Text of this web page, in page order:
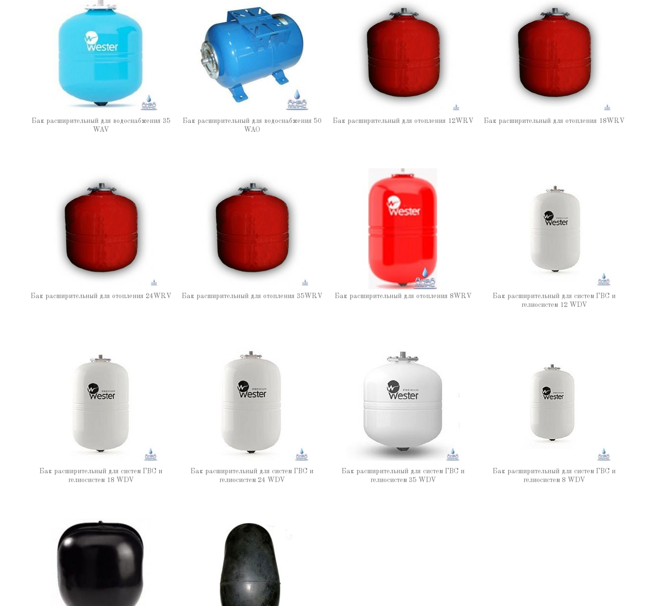
Бак расширительный для водоснабжения 35
WAV
Бак расширительный для водоснабжения 50
WAO
Бак расширительный для отопления 12WRV Бак расширительный для отопления 18WRV
Бак расширительный для отопления 24WRV Бак расширительный для отопления 35WRV Бак расширительный для отопления 8WRV
Бак расширительный для систем ГВС и
гелиосистем 12 WDV
Бак расширительный для систем ГВС и
гелиосистем 18 WDV
Бак расширительный для систем ГВС и
гелиосистем 24 WDV
Бак расширительный для систем ГВС и
гелиосистем 35 WDV
Бак расширительный для систем ГВС и
гелиосистем 8 WDV